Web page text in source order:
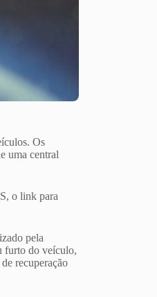
Os
uma central
o link para
pela
furto do veículo,
recuperação